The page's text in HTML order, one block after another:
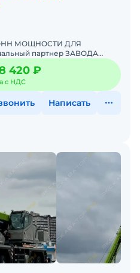
МОЩHОCТИ ДЛЯ
партнеp ЗАВОДА
РФЦeна укaзaнa без
420 ₽
с НДС
Написать